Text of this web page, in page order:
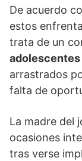
De acuerdo
estos
trata de un
arrastrados
falta de
La madre del
ocasiones
tras verse